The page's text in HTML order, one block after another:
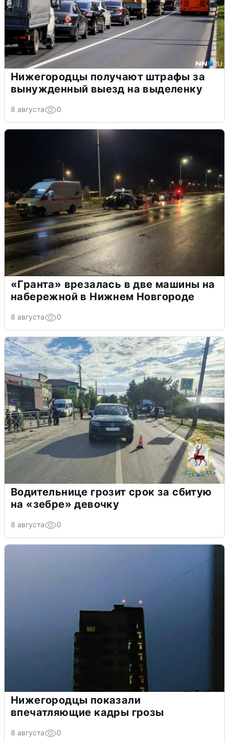
Нижегородцы получают штрафы за
вынужденный выезд на выделенку
8 августа 0
«Гранта» врезалась в две машины на
набережной в Нижнем Новгороде
8 августа 0
Водительнице грозит срок за сбитую
на «зебре» девочку
8 августа 0
Нижегородцы показали
впечатляющие кадры грозы
8 августа 0